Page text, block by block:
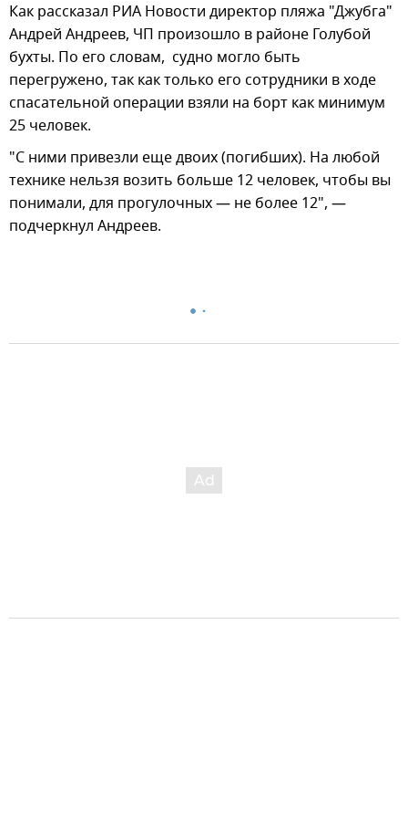
Как рассказал РИА Новости директор пляжа "Джубга"
Андрей Андреев, ЧП произошло в районе Голубой
бухты. По его словам, судно могло быть
перегружено, так как только его сотрудники в ходе
спасательной операции взяли на борт как минимум
25 человек.
"С ними привезли еще двоих (погибших). На любой
технике нельзя возить больше 12 человек, чтобы вы
понимали, для прогулочных — не более 12", —
подчеркнул Андреев.